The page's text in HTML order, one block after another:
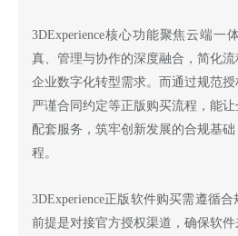
3DExperience核心功能聚焦云端一
真、管理与协作的深度融合，简化
企业数字化转型需求。而通过规范授
严谨合同约定等正版购买流程，能
配套服务，筑牢创新发展的合规基
程。
3DExperience正版软件购买需遵循
前提是对接官方授权渠道，确保软